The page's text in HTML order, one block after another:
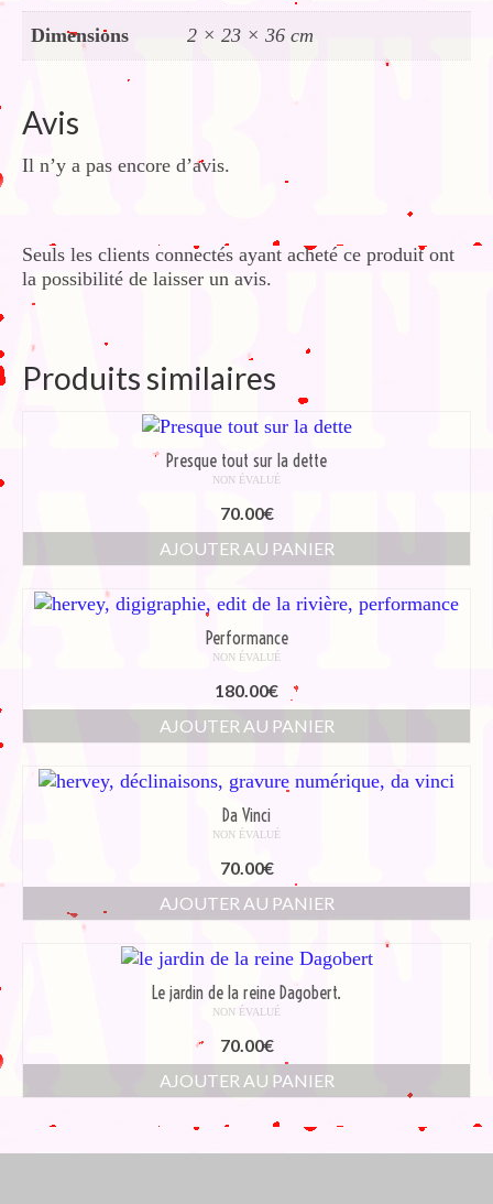
Dimensions 2 × 23 × 36 cm
Avis
Il n’y a pas encore d’avis.
Seuls les clients connectés ayant acheté ce produit ont
la possibilité de laisser un avis.
Produits similaires
Presque tout sur la dette
NON ÉVALUÉ
70.00€
AJOUTER AU PANIER
Performance
NON ÉVALUÉ
180.00€
AJOUTER AU PANIER
Da Vinci
NON ÉVALUÉ
70.00€
AJOUTER AU PANIER
Le jardin de la reine Dagobert.
NON ÉVALUÉ
70.00€
AJOUTER AU PANIER